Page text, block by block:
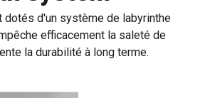
dotés d'un système de labyrinthe
efficacement la saleté de
la durabilité à long terme.